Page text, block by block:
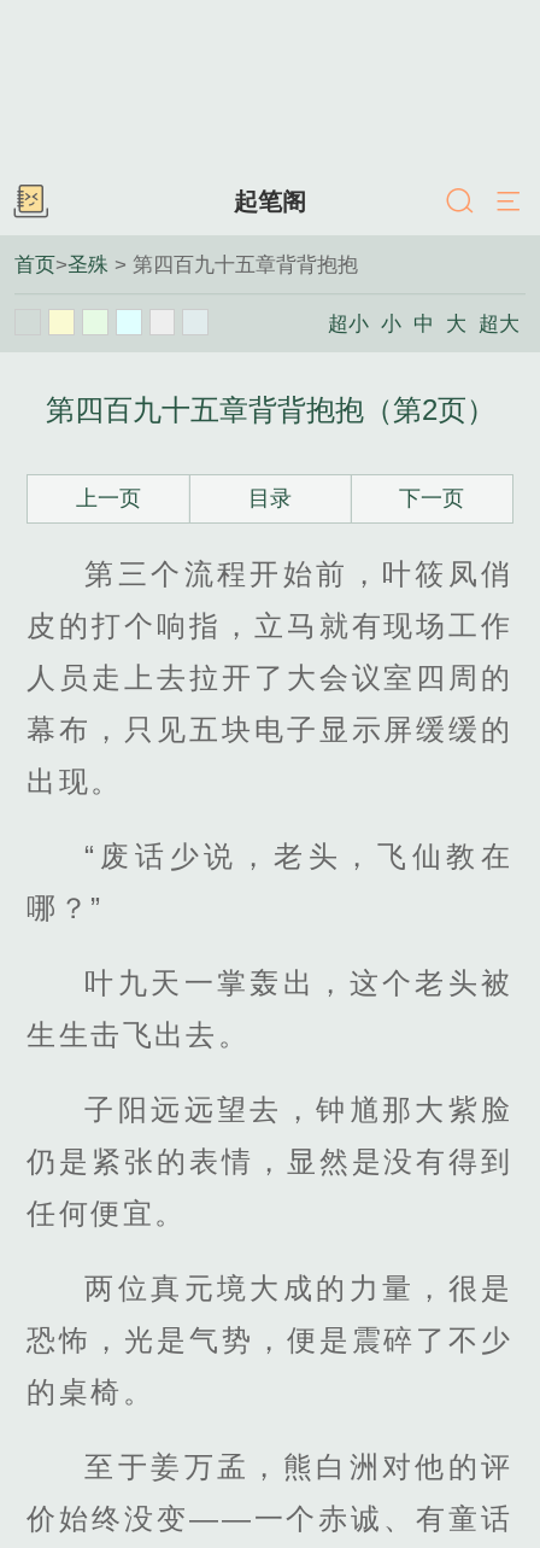
起笔阁
首页>圣殊 > 第四百九十五章背背抱抱
超小 小 中 大 超大
第四百九十五章背背抱抱（第2页）
上一页 目录 下一页
第三个流程开始前，叶筱凤俏
皮的打个响指，立马就有现场工作
人员走上去拉开了大会议室四周的
幕布，只见五块电子显示屏缓缓的
出现。
“废话少说，老头，飞仙教在
哪？”
叶九天一掌轰出，这个老头被
生生击飞出去。
子阳远远望去，钟馗那大紫脸
仍是紧张的表情，显然是没有得到
任何便宜。
两位真元境大成的力量，很是
恐怖，光是气势，便是震碎了不少
的桌椅。
至于姜万孟，熊白洲对他的评
价始终没变——一个赤诚、有童话